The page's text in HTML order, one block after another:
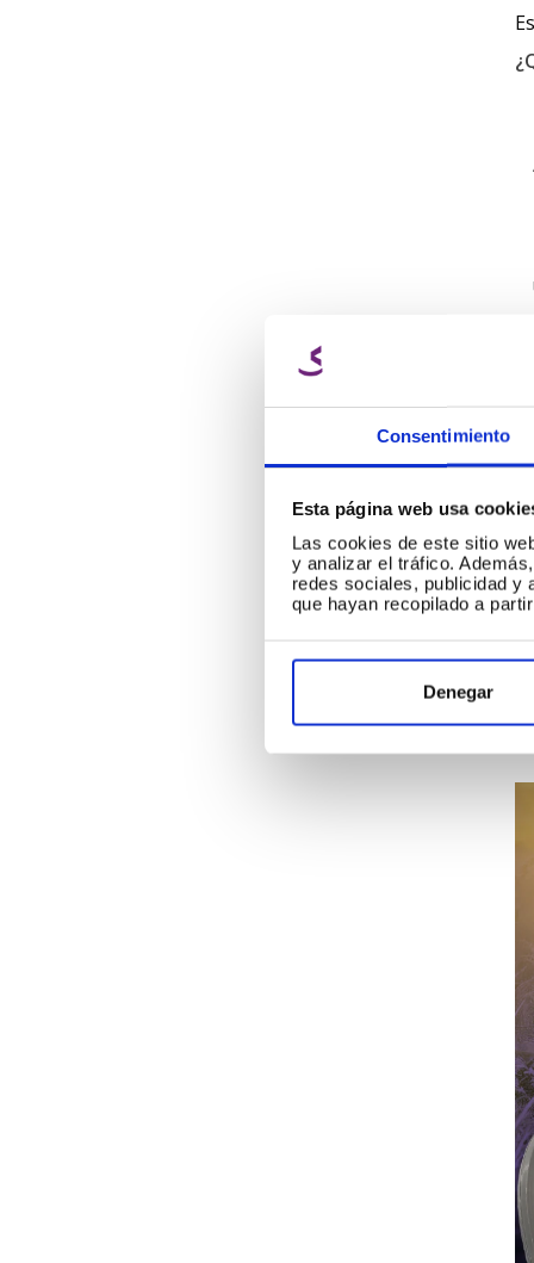
Consentimiento
Esta página web usa
Las cookies de este sitio
y analizar el tráfico.
redes sociales, publicidad y
que hayan recopilado a
Denegar